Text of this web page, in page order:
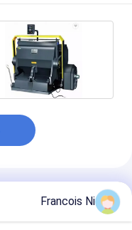
آليّ تعليب آلة
آلة الطباعة التلقائية
قبل معدات الصحافة
آلة الوسم الليزر
المنتجات الموصى بها
Francois Ni